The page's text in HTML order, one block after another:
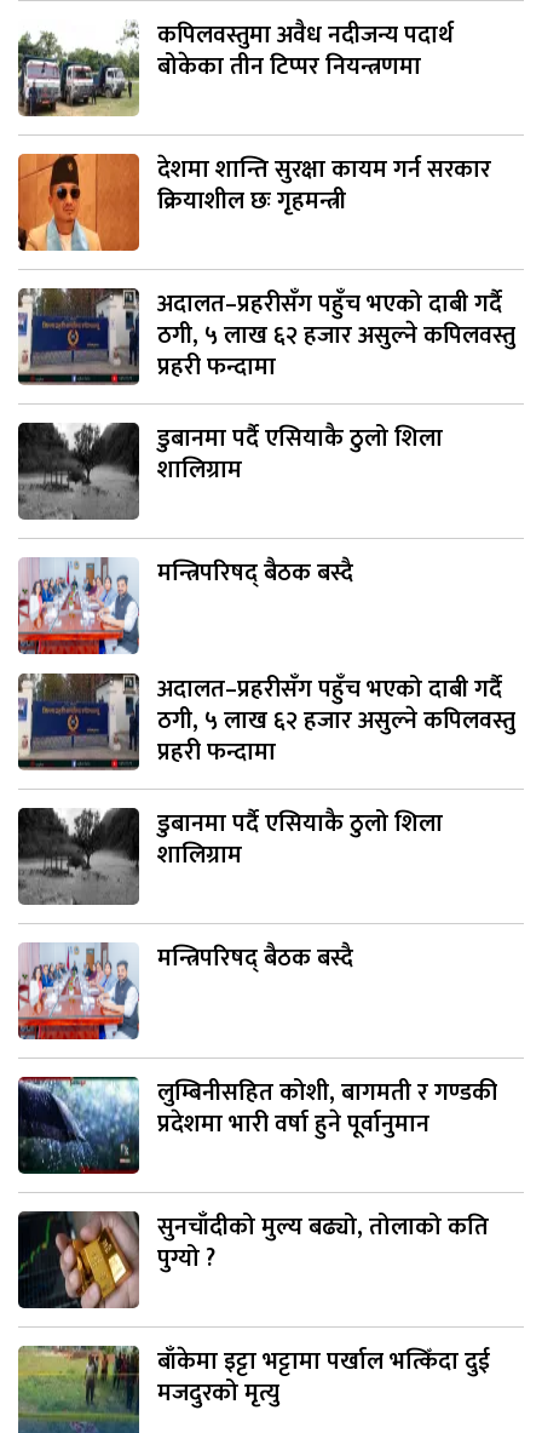
कपिलवस्तुमा अवैध नदीजन्य पदार्थ
बोकेका तीन टिप्पर नियन्त्रणमा
देशमा शान्ति सुरक्षा कायम गर्न सरकार
क्रियाशील छः गृहमन्त्री
अदालत–प्रहरीसँग पहुँच भएको दाबी गर्दै
ठगी, ५ लाख ६२ हजार असुल्ने कपिलवस्तु
प्रहरी फन्दामा
डुबानमा पर्दै एसियाकै ठुलो शिला
शालिग्राम
मन्त्रिपरिषद् बैठक बस्दै
अदालत–प्रहरीसँग पहुँच भएको दाबी गर्दै
ठगी, ५ लाख ६२ हजार असुल्ने कपिलवस्तु
प्रहरी फन्दामा
डुबानमा पर्दै एसियाकै ठुलो शिला
शालिग्राम
मन्त्रिपरिषद् बैठक बस्दै
लुम्बिनीसहित कोशी, बागमती र गण्डकी
प्रदेशमा भारी वर्षा हुने पूर्वानुमान
सुनचाँदीको मुल्य बढ्यो, तोलाको कति
पुग्यो ?
बाँकेमा इट्टा भट्टामा पर्खाल भत्किँदा दुई
मजदुरको मृत्यु